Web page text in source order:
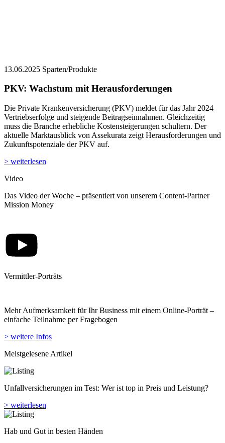
13.06.2025 Sparten/Produkte
PKV: Wachstum mit Herausforderungen
Die Private Krankenversicherung (PKV) meldet für das Jahr 2024
Vertriebserfolge und steigende Beitragseinnahmen. Gleichzeitig
muss die Branche erhebliche Kostensteigerungen schultern. Der
aktuelle Marktausblick von Assekurata zeigt Herausforderungen und
Zukunftspotenziale der PKV auf.
> weiterlesen
Video
Das Video der Woche – präsentiert von unserem Content-Partner
Mission Money
Vermittler-Porträts
Mehr Aufmerksamkeit für Ihr Business mit einem Online-Porträt –
einfache Teilnahme per Fragebogen
> weitere Infos
Meistgelesene Artikel
Unfallversicherungen im Test: Wer ist top in Preis und Leistung?
> weiterlesen
Hab und Gut in besten Händen